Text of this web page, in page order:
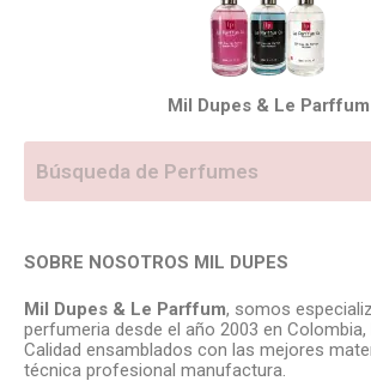
Mil Dupes & Le Parffum
SOBRE NOSOTROS MIL DUPES
Mil Dupes & Le Parffum, somos
perfumeria desde el año 2003 en
Calidad ensamblados con las mejores
técnica profesional manufactura.